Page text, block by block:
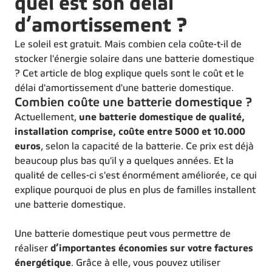
quel est son délai
d’amortissement ?
Le soleil est gratuit. Mais combien cela coûte-t-il de
stocker l'énergie solaire dans une batterie domestique
? Cet article de blog explique quels sont le coût et le
délai d'amortissement d'une batterie domestique.
Combien coûte une batterie domestique ?
Actuellement, une batterie domestique de qualité,
installation comprise, coûte entre 5000 et 10.000
euros, selon la capacité de la batterie. Ce prix est déjà
beaucoup plus bas qu'il y a quelques années. Et la
qualité de celles-ci s'est énormément améliorée, ce qui
explique pourquoi de plus en plus de familles installent
une batterie domestique.
Une batterie domestique peut vous permettre de
réaliser d’importantes économies sur votre factures
énergétique. Grâce à elle, vous pouvez utiliser